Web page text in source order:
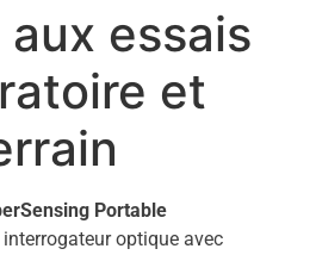
essais
et
Portable
optique avec